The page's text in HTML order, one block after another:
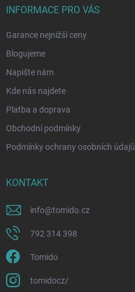
INFORMACE PRO VÁS
Garance nejnižší ceny
Blogujeme
Napište nám
Kde nás najdete
Platba a doprava
Obchodní podmínky
Podmínky ochrany osobních údajů
KONTAKT
info@tomido.cz
792 314 398
Tomido
tomidocz/